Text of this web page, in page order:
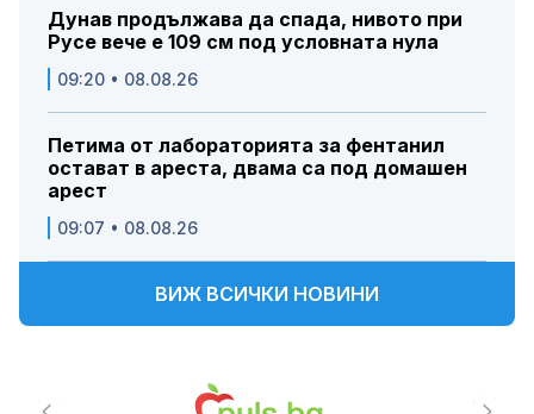
Дунав продължава да спада, нивото при
Русе вече е 109 см под условната нула
09:20 • 08.08.26
Петима от лабораторията за фентанил
остават в ареста, двама са под домашен
арест
09:07 • 08.08.26
ВИЖ ВСИЧКИ НОВИНИ